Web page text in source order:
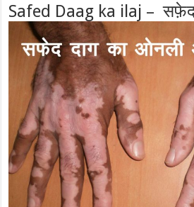
Safed Daag ka ilaj – सफ़ेद